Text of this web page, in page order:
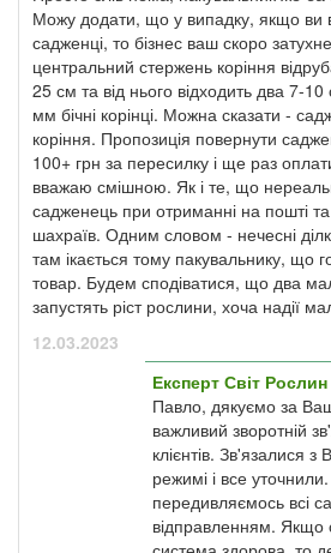
Можу додати, що у випадку, якщо ви
садженці, то бізнес ваш скоро
центральний стержень коріння
25 см та від нього відходить два 7-
мм бічні корінці. Можна сказати -
коріння. Пропозиція повернути
100+ грн за пересилку і ще раз
вважаю смішною. Як і те, що
садженець при отриманні на пошті та
шахраїв. Одним словом - нечесні
там ікається тому пакувальнику, що
товар. Будем сподіватися, що два
запустять ріст рослини, хоча надії
12.03.2023
Експерт Світ Рослин
Павло, дякуємо за
важливий зворотній
клієнтів. Зв'язалися
режимі і все
передивляємось всі
відправленням. Якщо